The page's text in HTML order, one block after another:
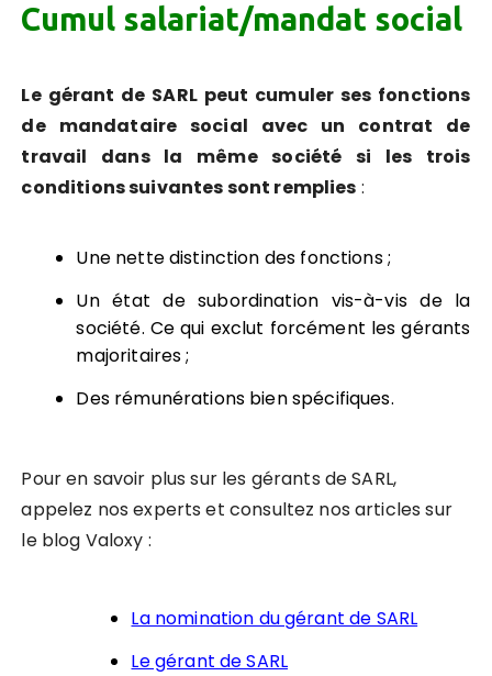
Cumul salariat/mandat social
Le gérant de SARL peut cumuler ses fonctions
de mandataire social avec un contrat de
travail dans la même société si les trois
conditions suivantes sont remplies :
Une nette distinction des fonctions ;
Un état de subordination vis-à-vis de la
société. Ce qui exclut forcément les gérants
majoritaires ;
Des rémunérations bien spécifiques.
Pour en savoir plus sur les gérants de SARL,
appelez nos experts et consultez nos articles sur
le blog Valoxy :
La nomination du gérant de SARL
Le gérant de SARL